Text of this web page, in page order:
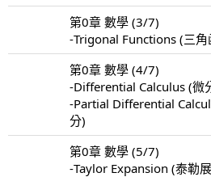
第0章 數學 (3/7)
-Trigonal Functions (三角
第0章 數學 (4/7)
-Differential Calculus (微
-Partial Differential
分)
第0章 數學 (5/7)
-Taylor Expansion (泰勒